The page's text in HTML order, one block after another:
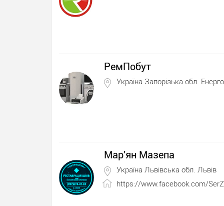
РемПобут
Україна Запорізька обл.
Мар'ян Мазепа
Україна Львівська обл. Львів
https://www.facebook.com/